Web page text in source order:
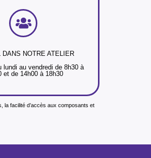
DANS NOTRE ATELIER
lundi au vendredi de 8h30 à
et de 14h00 à 18h30
la facilité d’accès aux composants et